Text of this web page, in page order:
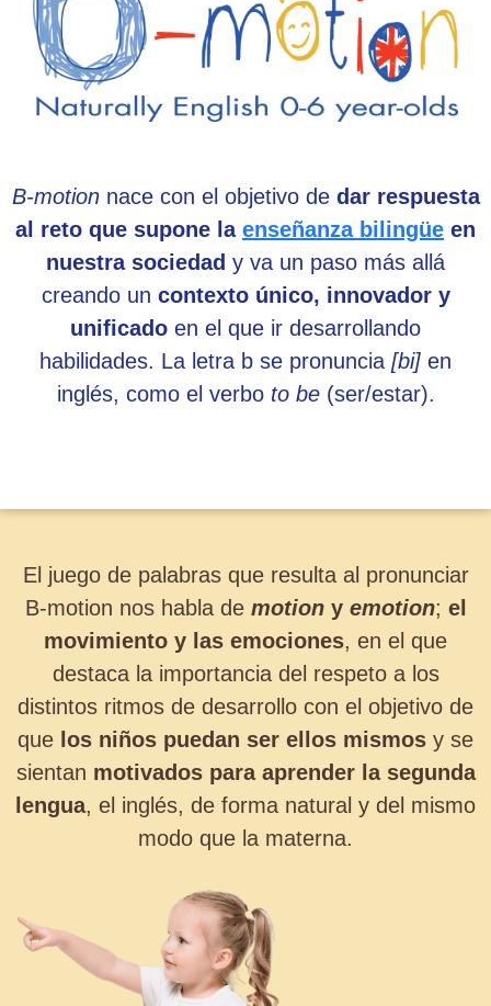
B-motionnace con el objetivo de dar respuesta
al reto que supone la enseñanza bilingüe en
nuestra sociedad y va un paso más allá
creando un contexto único, innovador y
unificado en el que ir desarrollando
habilidades. La letra b se pronuncia [bi] en
inglés, como el verbo to be(ser/estar).
El juego de palabras que resulta al pronunciar
B-motion nos habla de motiony emotion; el
movimiento y las emociones, en el que
destaca la importancia del respeto a los
distintos ritmos de desarrollo con el objetivo de
que los niños puedan ser ellos mismos y se
sientan motivados para aprender la segunda
lengua, el inglés, de forma natural y del mismo
modo que la materna.